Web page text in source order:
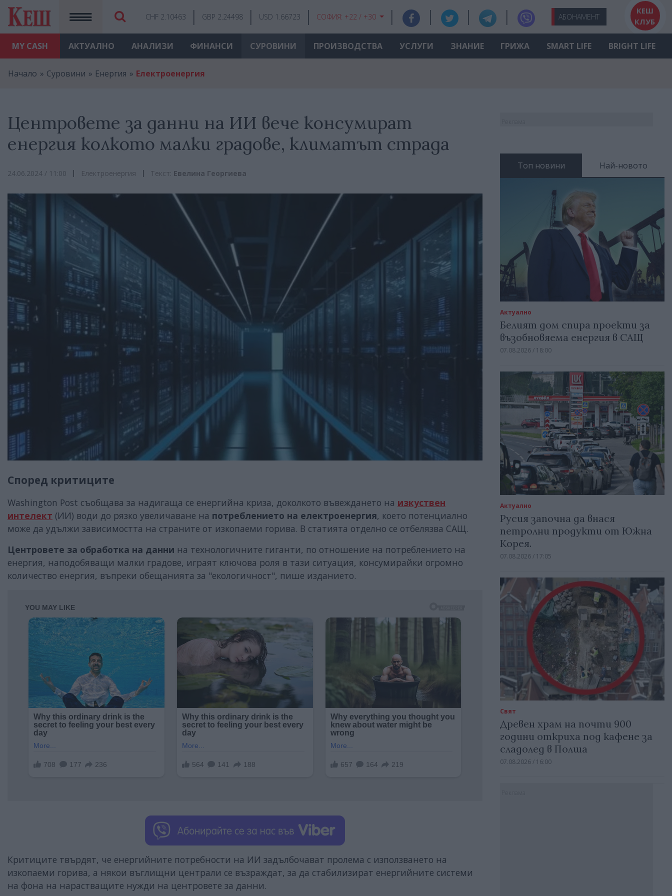
MY CASH
CHF 2.10463 GBP 2.24498 USD 1.66723 СОФИЯ: +22 / +30 АБОНАМЕНТ
КЕШ
КЛУБ
АКТУАЛНО АНАЛИЗИ ФИНАНСИ СУРОВИНИ ПРОИЗВОДСТВА УСЛУГИ ЗНАНИЕ ГРИЖА SMART LIFE BRIGHT LIFE
Начало Суровини Енергия Електроенергия
Центровете за данни на ИИ вече консумират
енергия колкото малки градове, климатът страда
24.06.2024 / 11:00 Електроенергия Текст: Евелина Георгиева
Според критиците
Washington Post съобщава за надигаща се енергийна криза, доколкото въвеждането на изкуствен
интелект (ИИ) води до рязко увеличаване на потреблението на електроенергия, което потенциално
може да удължи зависимостта на страните от изкопаеми горива. В статията отделно се отбелязва САЩ.
Центровете за обработка на данни на технологичните гиганти, по отношение на потреблението на
енергия, наподобяващи малки градове, играят ключова роля в тази ситуация, консумирайки огромно
количество енергия, въпреки обещанията за "екологичност", пише изданието.
Критиците твърдят, че енергийните потребности на ИИ задълбочават пролема с използването на
изкопаеми горива, а някои въглищни централи се възраждат, за да стабилизират енергийните системи
на фона на нарастващите нужди на центровете за данни.
Топ новини Най-новото
Актуално
Белият дом спира проекти за
възобновяема енергия в САЩ
07.08.2026 / 18:00
Актуално
Русия започна да внася
петролни продукти от Южна
Корея.
07.08.2026 / 17:05
Свят
Древен храм на почти 900
години откриха под кафене за
сладолед в Полша
07.08.2026 / 16:00